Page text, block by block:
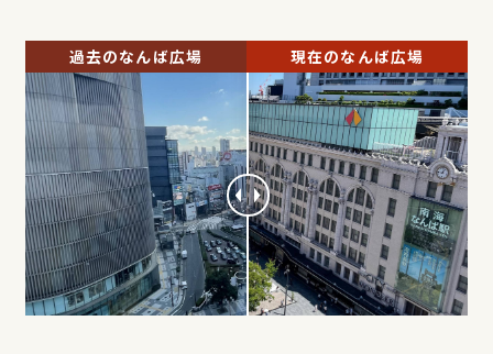
過去のなんば広場 現在のなんば広場